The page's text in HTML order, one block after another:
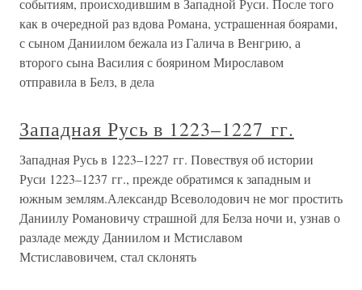
событиям, происходившим в Западной Руси. После того
как в очередной раз вдова Романа, устрашенная боярами,
с сыном Даниилом бежала из Галича в Венгрию, а
второго сына Василия с боярином Мирославом
отправила в Белз, в дела
Западная Русь в 1223–1227 гг.
Западная Русь в 1223–1227 гг. Повествуя об истории
Руси 1223–1237 гг., прежде обратимся к западным и
южным землям.Александр Всеволодович не мог простить
Даниилу Романовичу страшной для Белза ночи и, узнав о
разладе между Даниилом и Мстиславом
Мстиславовичем, стал склонять